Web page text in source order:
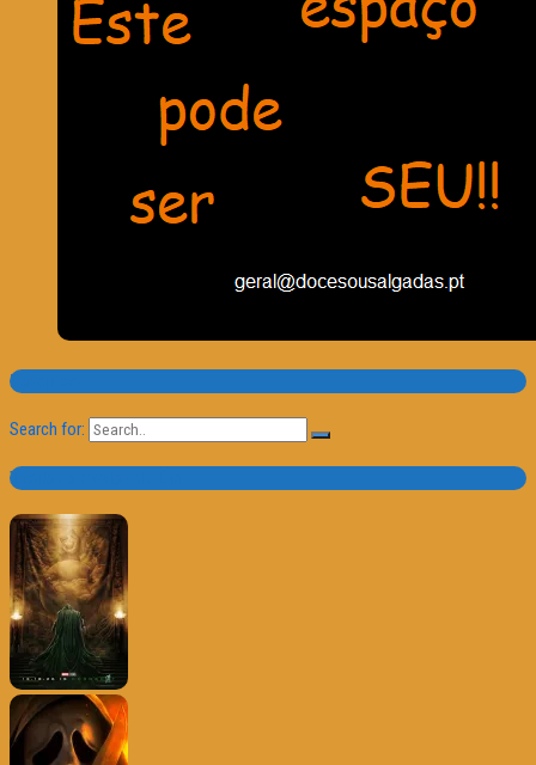
Pesquisa
Search for:
Trailer e Poster do Dia